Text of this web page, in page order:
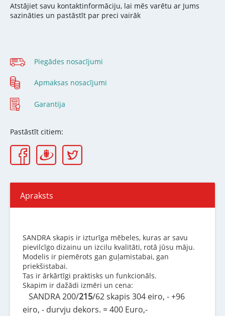
Atstājiet savu kontaktinformāciju, lai mēs varētu ar Jums
sazināties un pastāstīt par preci vairāk
Piegādes nosacījumi
Apmaksas nosacījumi
Garantija
Pastāstīt citiem:
Apraksts
SANDRA skapis ir izturīga mēbeles, kuras ar savu
pievilcīgo dizainu un izcilu kvalitāti, rotā jūsu māju.
Modelis ir piemērots gan guļamistabai, gan
priekšistabai.
Tas ir ārkārtīgi praktisks un funkcionāls.
Skapim ir dažādi izmēri un cena:
SANDRA 200/215/62 skapis 304 eiro, - +96
eiro, - durvju dekors. = 400 Euro,-